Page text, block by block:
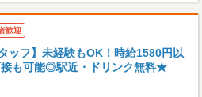
歓迎
ッフ】未経験もOK！時給1580円以
接も可能◎駅近・ドリンク無料★